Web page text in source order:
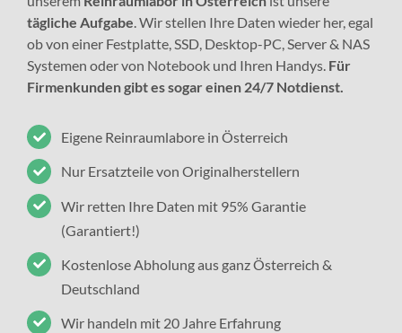
tägliche Aufgabe. Wir stellen Ihre Daten wieder her, egal
ob von einer Festplatte, SSD, Desktop-PC, Server & NAS
Systemen oder von Notebook und Ihren Handys. Für
Firmenkunden gibt es sogar einen 24/7 Notdienst.
Eigene Reinraumlabore in Österreich
Nur Ersatzteile von Originalherstellern
Wir retten Ihre Daten mit 95% Garantie
(Garantiert!)
Kostenlose Abholung aus ganz Österreich &
Deutschland
Wir handeln mit 20 Jahre Erfahrung